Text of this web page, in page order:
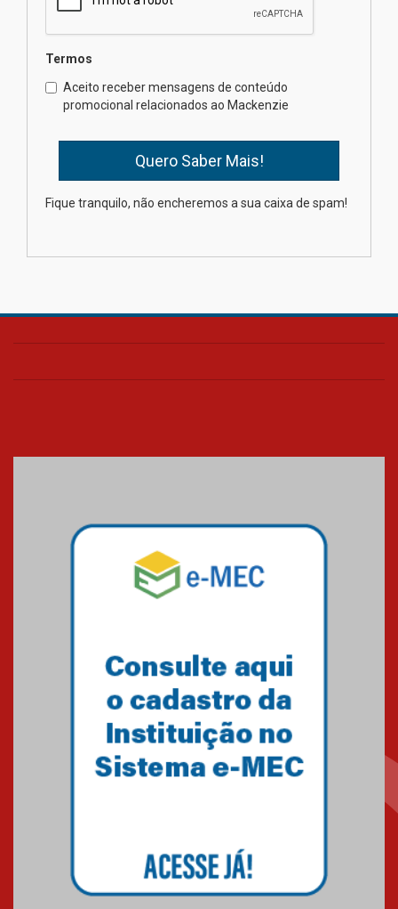
04.08.2026
Brasília prepara seus
estudantes para o PAS antes
mesmo do Ensino Médio
na educação dos filhos além da
Termos
Aceito receber mensagens de conteúdo
promocional relacionados ao Mackenzie
Fique tranquilo, não encheremos a sua caixa de spam!